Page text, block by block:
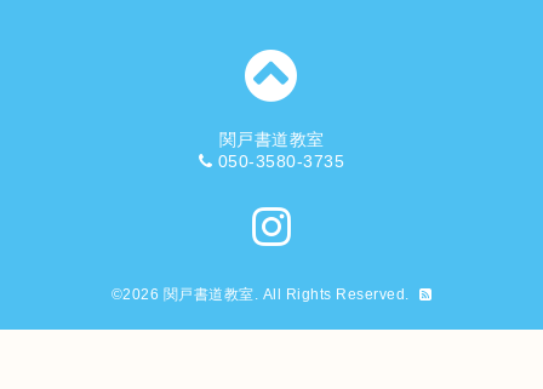
関戸書道教室
050-3580-3735
©2026 関戸書道教室. All Rights Reserved.